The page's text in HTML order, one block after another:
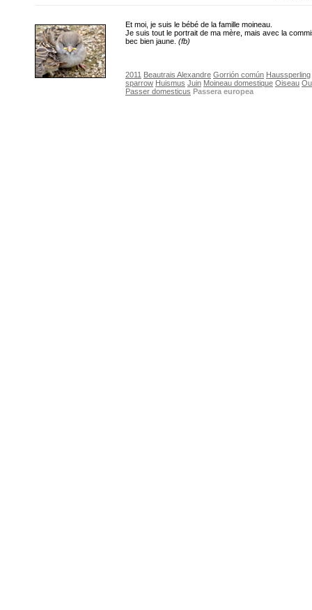
Et moi, je suis le bébé de la famille moineau.
Je suis tout le portrait de ma mère, mais avec la
bec bien jaune. (fb)
2011 Beautrais Alexandre Gorrión común Haussperling
sparrow Huismus Juin Moineau domestique Oiseau
Passer domesticus Passera europea